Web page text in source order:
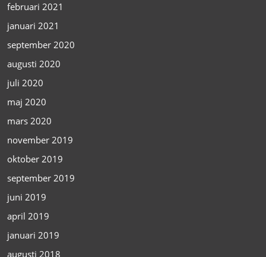
februari 2021
januari 2021
september 2020
augusti 2020
juli 2020
maj 2020
mars 2020
november 2019
oktober 2019
september 2019
juni 2019
april 2019
januari 2019
augusti 2018